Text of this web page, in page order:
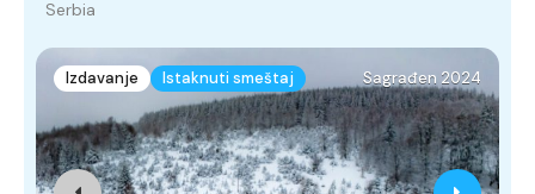
Serbia
Izdavanje Istaknuti smeštaj Sagrađen 2024